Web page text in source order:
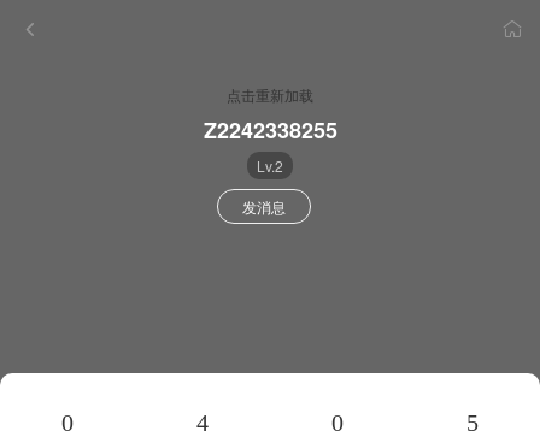
点击重新加载
Z2242338255
Lv.2
发消息
0 4 0 5